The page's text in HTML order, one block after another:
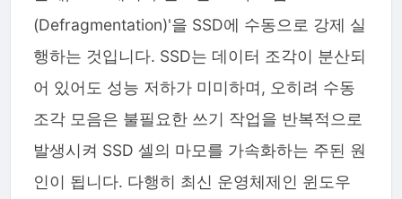
(Defragmentation)'을 SSD에 수동으로 강제 실
행하는 것입니다. SSD는 데이터 조각이 분산되
어 있어도 성능 저하가 미미하며, 오히려 수동
조각 모음은 불필요한 쓰기 작업을 반복적으로
발생시켜 SSD 셀의 마모를 가속화하는 주된 원
인이 됩니다. 다행히 최신 운영체제인 윈도우